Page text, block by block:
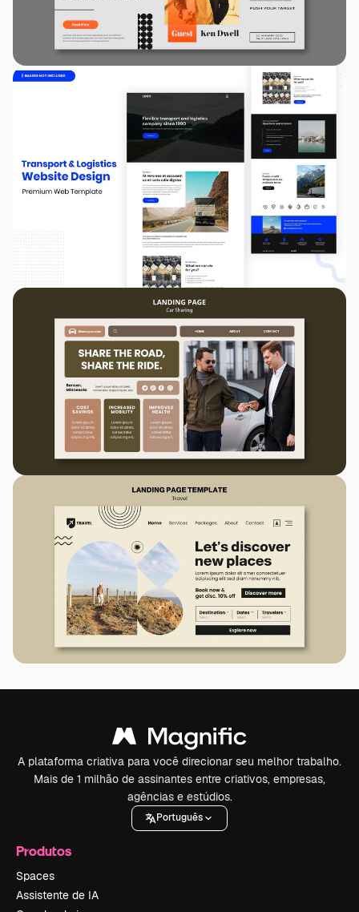
A plataforma criativa para você direcionar seu melhor trabalho.
Mais de 1 milhão de assinantes entre criativos, empresas,
agências e estúdios.
Português
Produtos
Spaces
Assistente de IA